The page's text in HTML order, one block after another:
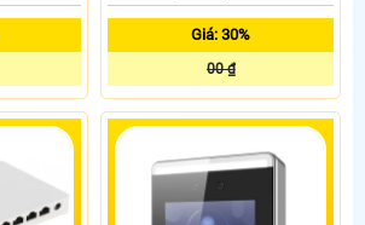
Giá: 30%
00 ₫